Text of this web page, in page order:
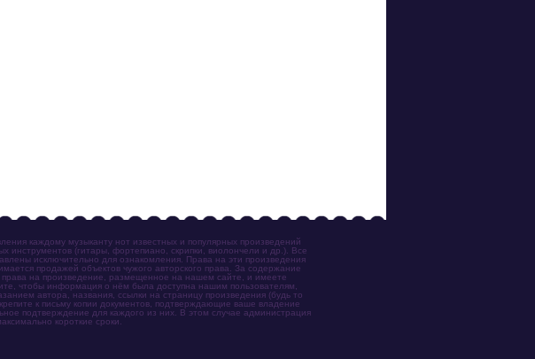
каждому музыканту нот известных и популярных произведений
инструментов (гитары, фортепиано, скрипки, виолончели и др.). Все
исключительно для ознакомления. Права на эти произведения
продажей объектов чужого авторского права. За содержание
права на произведение, размещенное на нашем сайте, и имеете
чтобы информация о нём была доступна нашим пользователям,
автора, названия, ссылки на страницу произведения (будь то
к письму копии документов, подтверждающие ваше владение
подтверждение для каждого из них. В этом случае администрация
короткие сроки.